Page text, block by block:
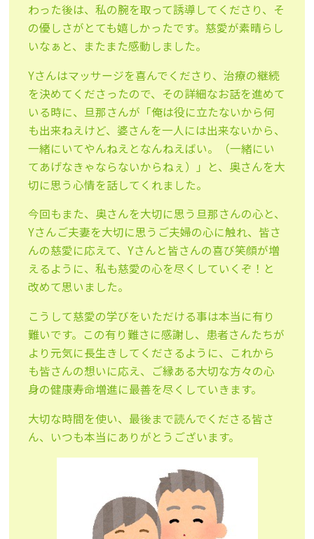
わった後は、私の腕を取って誘導してくださり、そ
の優しさがとても嬉しかったです。慈愛が素晴らし
いなぁと、またまた感動しました。
Yさんはマッサージを喜んでくださり、治療の継続
を決めてくださったので、その詳細なお話を進めて
いる時に、旦那さんが「俺は役に立たないから何
も出来ねえけど、婆さんを一人には出来ないから、
一緒にいてやんねえとなんねえばい。（一緒にい
てあげなきゃならないからねぇ）」と、奥さんを大
切に思う心情を話してくれました。
今回もまた、奥さんを大切に思う旦那さんの心と、
Yさんご夫妻を大切に思うご夫婦の心に触れ、皆さ
んの慈愛に応えて、Yさんと皆さんの喜び笑顔が増
えるように、私も慈愛の心を尽くしていくぞ！と
改めて思いました。
こうして慈愛の学びをいただける事は本当に有り
難いです。この有り難さに感謝し、患者さんたちが
より元気に長生きしてくださるように、これから
も皆さんの想いに応え、ご縁ある大切な方々の心
身の健康寿命増進に最善を尽くしていきます。
大切な時間を使い、最後まで読んでくださる皆さ
ん、いつも本当にありがとうございます。